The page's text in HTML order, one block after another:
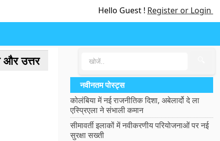
Hello Guest ! Register or Login
और उत्तर
नवीनतम पोस्ट्स
कोलंबिया में नई राजनीतिक दिशा, अबेलार्दो दे ला
एस्प्रिएला ने संभाली कमान
सीमावर्ती इलाकों में नवीकरणीय परियोजनाओं पर नई
सुरक्षा सख्ती